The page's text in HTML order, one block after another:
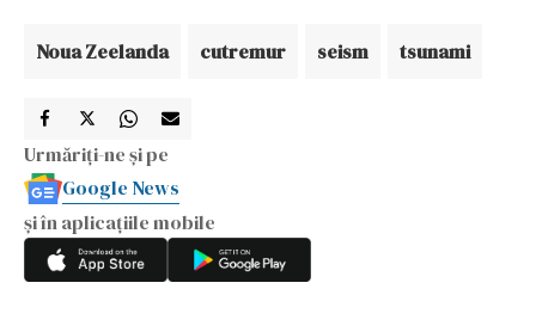
Noua Zeelanda cutremur seism tsunami
Urmăriți-ne și pe
Google News
și în aplicațiile mobile